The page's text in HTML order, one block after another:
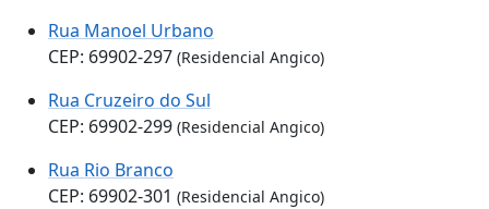
Rua Manoel Urbano
CEP: 69902-297 (Residencial Angico)
Rua Cruzeiro do Sul
CEP: 69902-299 (Residencial Angico)
Rua Rio Branco
CEP: 69902-301 (Residencial Angico)